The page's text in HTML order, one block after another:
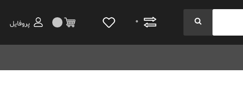
0 پروفایل